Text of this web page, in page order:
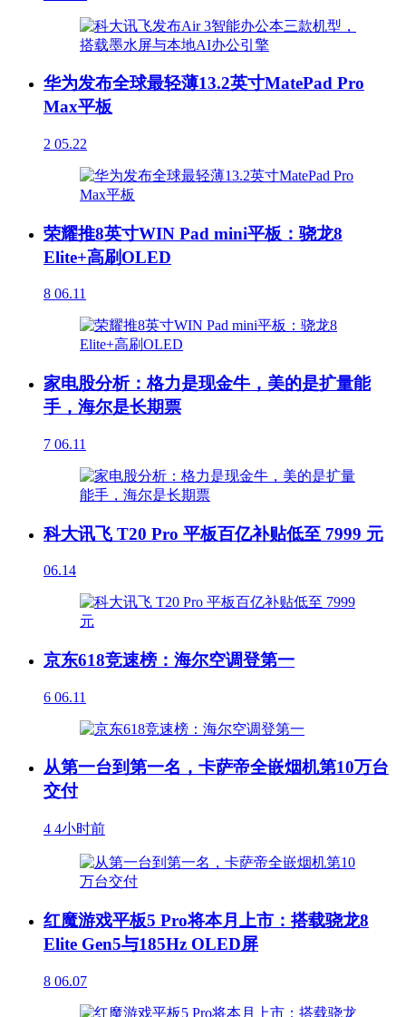
华为发布全球最轻薄13.2英寸MatePad Pro
Max平板
2 05.22
荣耀推8英寸WIN Pad mini平板：骁龙8
Elite+高刷OLED
8 06.11
家电股分析：格力是现金牛，美的是扩量能
手，海尔是长期票
7 06.11
科大讯飞 T20 Pro 平板百亿补贴低至 7999 元
06.14
京东618竞速榜：海尔空调登第一
6 06.11
从第一台到第一名，卡萨帝全嵌烟机第10万台
交付
4 4小时前
红魔游戏平板5 Pro将本月上市：搭载骁龙8
Elite Gen5与185Hz OLED屏
8 06.07